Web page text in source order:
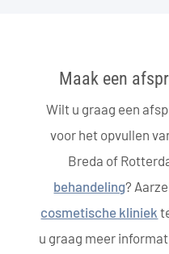
Maak een
Wilt u graag een
voor het opvullen
Breda of
behandeling?
cosmetische kliniek
u graag meer